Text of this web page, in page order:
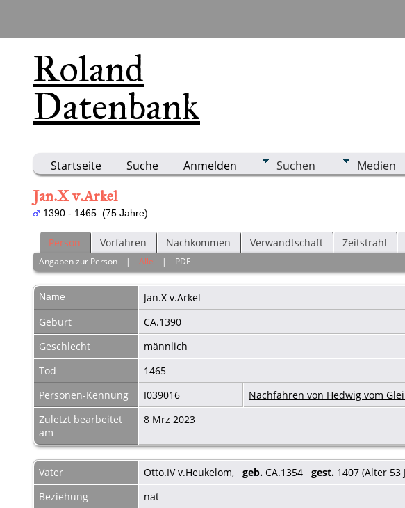
Roland
Datenbank
Startseite Suche Anmelden Suchen Medien
Jan.X v.Arkel
1390 - 1465 (75 Jahre)
Person Vorfahren Nachkommen Verwandtschaft Zeitstrahl
Angaben zur Person |Alle | PDF
Name Jan.X v.Arkel
Geburt
CA.1390
Geschlecht
männlich
Tod
1465
Personen-Kennung
I039016
Nachfahren von Hedwig vom
Zuletzt bearbeitet
am
8 Mrz 2023
Vater Otto.IV v.Heukelom, geb. CA.1354 gest. 1407 (Alter 53
Beziehung
nat